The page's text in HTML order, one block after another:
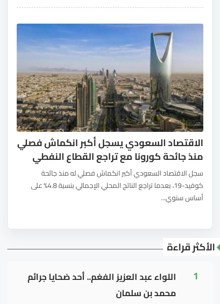
الاقتصاد السعودي يسجل أكبر انكماش فصلي
منذ جائحة كورونا مع تراجع القطاع النفطي
سجل الاقتصاد السعودي أكبر انكماش فصلي له منذ جائحة
كوفيد-19، بعدما تراجع الناتج المحلي الإجمالي بنسبة 4.8% على
أساس سنوي...
الأكثر قراءة
1
اللواء عبد العزيز الفغم.. أحد ضحايا جرائم
محمد بن سلمان